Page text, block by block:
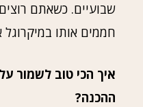
שבועיים. כשאתם
חממים אותו במיקרוגל
איך הכי טוב לשמור
ההכנה?